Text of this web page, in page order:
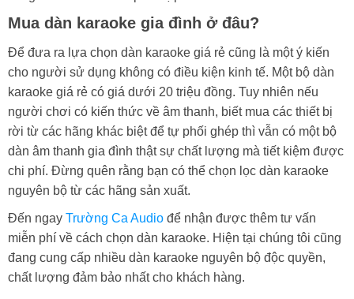
Mua dàn karaoke gia đình ở đâu?
Để đưa ra lựa chọn dàn karaoke giá rẻ cũng là một ý kiến
cho người sử dụng không có điều kiện kinh tế. Một bộ dàn
karaoke giá rẻ có giá dưới 20 triệu đồng. Tuy nhiên nếu
người chơi có kiến thức về âm thanh, biết mua các thiết bị
rời từ các hãng khác biệt để tự phối ghép thì vẫn có một bộ
dàn âm thanh gia đình thật sự chất lượng mà tiết kiệm được
chi phí. Đừng quên rằng bạn có thể chọn lọc dàn karaoke
nguyên bộ từ các hãng sản xuất.
Đến ngay Trường Ca Audio để nhận được thêm tư vấn
miễn phí về cách chọn dàn karaoke. Hiện tại chúng tôi cũng
đang cung cấp nhiều dàn karaoke nguyên bộ độc quyền,
chất lượng đảm bảo nhất cho khách hàng.